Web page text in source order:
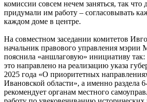
комиссии совсем нечем заняться, так
придумали им работу – согласовывать
каждом доме в центре.
На совместном заседании комитетов
начальник правового управления мэрии
пояснила «аншлаговую» инициативу
это направлено на реализацию указа
2025 года «О приоритетных
Ивановской области», а именно раздела
рекомендует органам местного